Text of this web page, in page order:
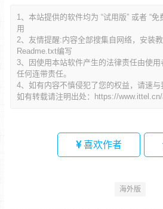
1、本站提供的软件均为 “试用版” 或者 “
用
2、友情提醒:内容全部搜集自网络，安装
Readme.txt编写
3、因使用本站软件产生的法律责任由使
任何连带责任。
4、如有内容不慎侵犯了您的权益，请速与
如有转载请注明出处： https://
喜欢作者
海外版